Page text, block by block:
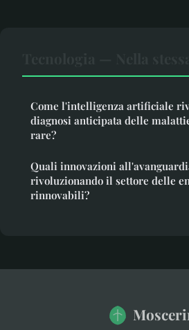
Come l'intelligenza artificiale
diagnosi anticipata delle
rare?
Quali innovazioni
rivoluzionando il settore delle
rinnovabili?